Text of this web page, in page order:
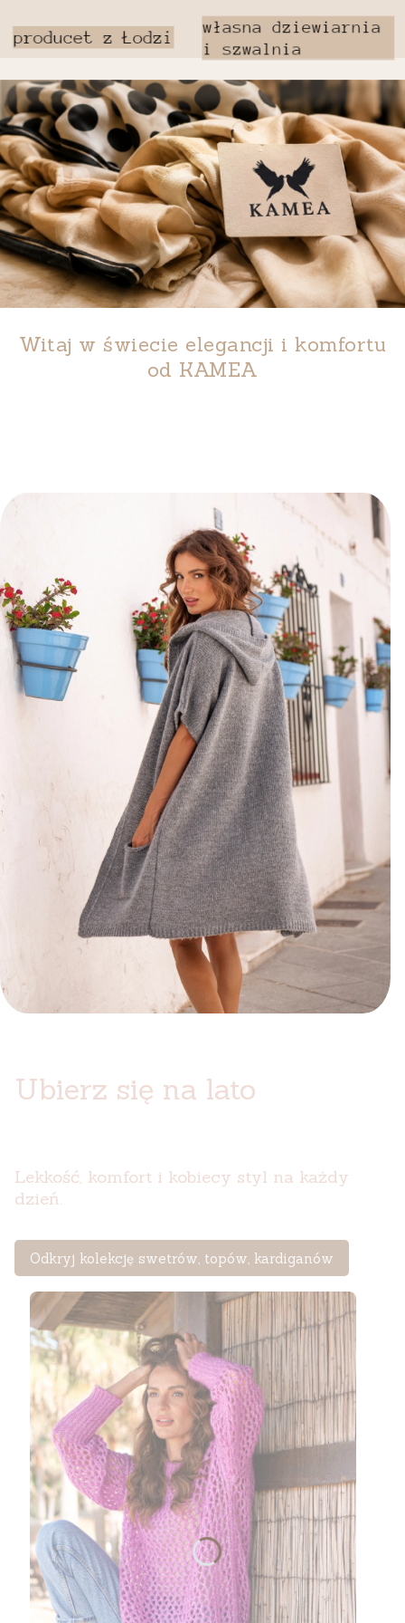
Witaj w świecie elegancji i komfortu
od KAMEA
Ubierz się na lato
Lekkość, komfort i kobiecy styl na każdy
dzień.
Odkryj kolekcję swetrów, topów, kardiganów